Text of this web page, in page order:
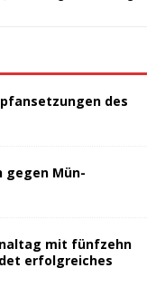
des
gegen Mün­
mit fünf­zehn
erfolg­rei­ches